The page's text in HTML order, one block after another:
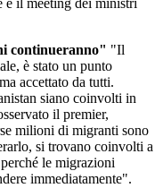
e il meeting dei ministri
continueranno" "Il
è stato un punto
accettato da tutti.
siano coinvolti in
il premier,
milioni di migranti sono
si trovano coinvolti a
le migrazioni
immediatamente".